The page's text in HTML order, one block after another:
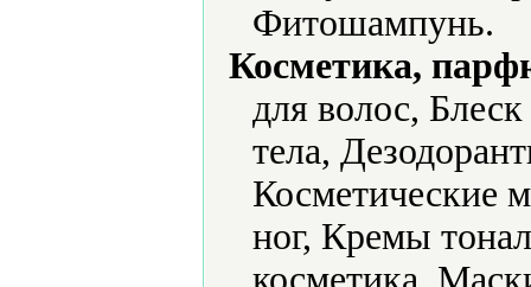
Фитошампунь.
Косметика,
для волос,
тела,
Косметические
ног, Кремы